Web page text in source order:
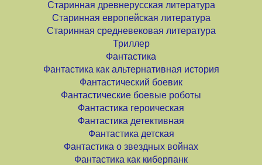
Старинная древнерусская литература
Старинная европейская литература
Старинная средневековая литература
Триллер
Фантастика
Фантастика как альтернативная история
Фантастический боевик
Фантастические боевые роботы
Фантастика героическая
Фантастика детективная
Фантастика детская
Фантастика о звездных войнах
Фантастика как киберпанк